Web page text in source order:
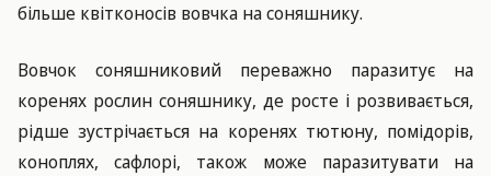
більше квітконосів вовчка на соняшнику.
Вовчок соняшниковий переважно паразитує на
коренях рослин соняшнику, де росте і розвивається,
рідше зустрічається на коренях тютюну, помідорів,
коноплях, сафлорі, також може паразитувати на